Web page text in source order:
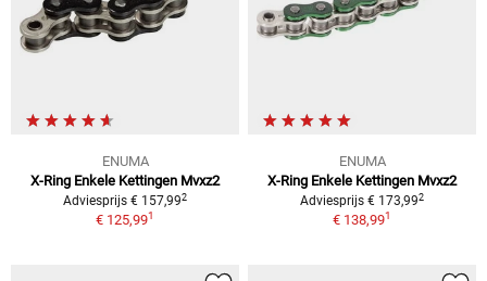
ENUMA
X-Ring Enkele Kettingen Mvxz2
Adviesprijs € 157,992
€ 125,991
ENUMA
X-Ring Enkele Kettingen Mvxz2
Adviesprijs € 173,992
€ 138,991